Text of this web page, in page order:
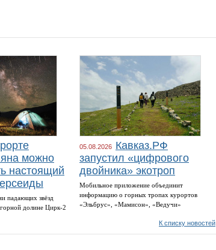
можно
настоящий
падающих звёзд
долине Цирк-2
05.08.2026 Кавказ.РФ
запустил «цифрового
двойника» экотроп
Мобильное приложение объединит
информацию о горных тропах курортов
«Эльбрус», «Мамисон», «Ведучи»
К списку новостей